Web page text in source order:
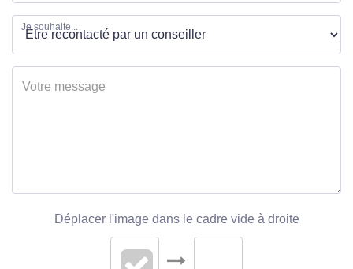
Je souhaite...
Déplacer l'image dans le cadre vide à droite